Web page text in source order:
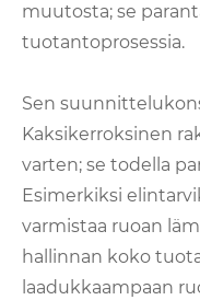
muutosta; se
tuotantoprosessia.
Sen
Kaksikerroksinen
varten; se todella
Esimerkiksi
varmistaa ruoan
hallinnan koko
laadukkaampaan